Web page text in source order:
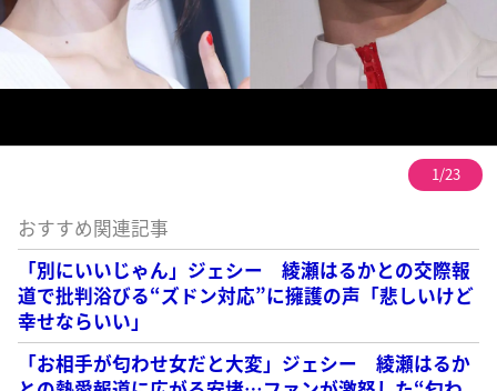
1/23
おすすめ関連記事
「別にいいじゃん」ジェシー 綾瀬はるかとの交際報
道で批判浴びる“ズドン対応”に擁護の声「悲しいけど
幸せならいい」
「お相手が匂わせ女だと大変」ジェシー 綾瀬はるか